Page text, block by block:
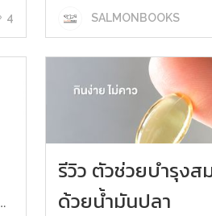
4 SALMONBOOKS
รีวิว ตัวช่วยบำรุงส
ด้วยน้ำมันปลา